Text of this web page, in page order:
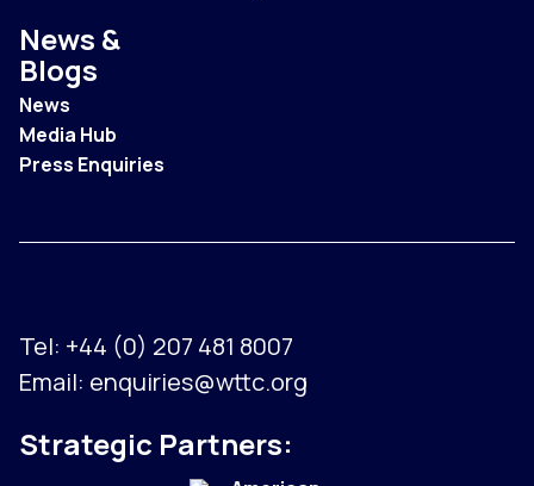
News &
Blogs
News
Media Hub
Press Enquiries
Tel: +44 (0) 207 481 8007
Email: enquiries@wttc.org
Strategic Partners: